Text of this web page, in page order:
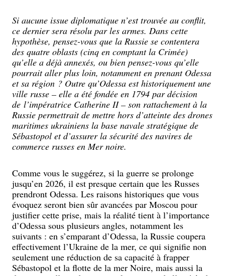
Si aucune issue diplomatique n’est trouvée au conflit,
ce dernier sera résolu par les armes. Dans cette
hypothèse, pensez-vous que la Russie se contentera
des quatre oblasts (cinq en comptant la Crimée)
qu’elle a déjà annexés, ou bien pensez-vous qu’elle
pourrait aller plus loin, notamment en prenant Odessa
et sa région ? Outre qu’Odessa est historiquement une
ville russe – elle a été fondée en 1794 par décision
de l’impératrice Catherine II – son rattachement à la
Russie permettrait de mettre hors d’atteinte des drones
maritimes ukrainiens la base navale stratégique de
Sébastopol et d’assurer la sécurité des navires de
commerce russes en Mer noire.
Comme vous le suggérez, si la guerre se prolonge
jusqu’en 2026, il est presque certain que les Russes
prendront Odessa. Les raisons historiques que vous
évoquez seront bien sûr avancées par Moscou pour
justifier cette prise, mais la réalité tient à l’importance
d’Odessa sous plusieurs angles, notamment les
suivants : en s’emparant d’Odessa, la Russie coupera
effectivement l’Ukraine de la mer, ce qui signifie non
seulement une réduction de sa capacité à frapper
Sébastopol et la flotte de la mer Noire, mais aussi la